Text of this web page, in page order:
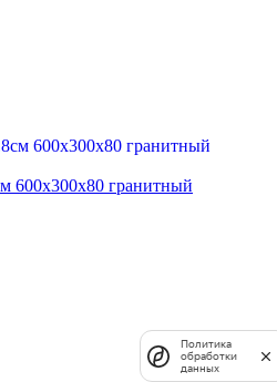
600х300х80 гранитный
Политика
обработки
данных